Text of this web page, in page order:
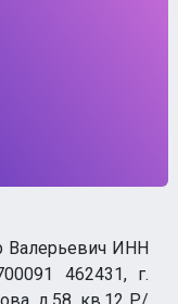
Валерьевич ИНН
462431, г.